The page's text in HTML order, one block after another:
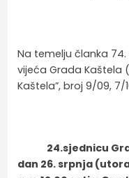
Na temelju članka
vijeća Grada Kaštela
Kaštela”, broj 9/09, 7/
24.sjednicu
dan 26.